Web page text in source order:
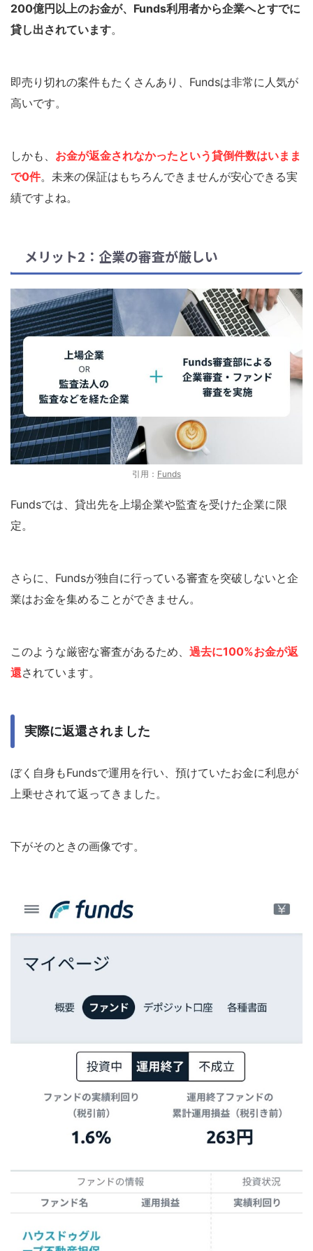
200億円以上のお金が、Funds利用者から企業へとすでに
貸し出されています。
即売り切れの案件もたくさんあり、Fundsは非常に人気が
高いです。
しかも、 お金が返金されなかったという貸倒件数はいまま
で0件。未来の保証はもちろんできませんが安心できる実
績ですよね。
メリット2：企業の審査が厳しい
引用： Funds
Fundsでは、貸出先を上場企業や監査を受けた企業に限
定。
さらに、Fundsが独自に行っている審査を突破しないと企
業はお金を集めることができません。
このような厳密な審査があるため、 過去に100%お金が返
還されています。
実際に返還されました
ぼく自身もFundsで運用を行い、預けていたお金に利息が
上乗せされて返ってきました。
下がそのときの画像です。